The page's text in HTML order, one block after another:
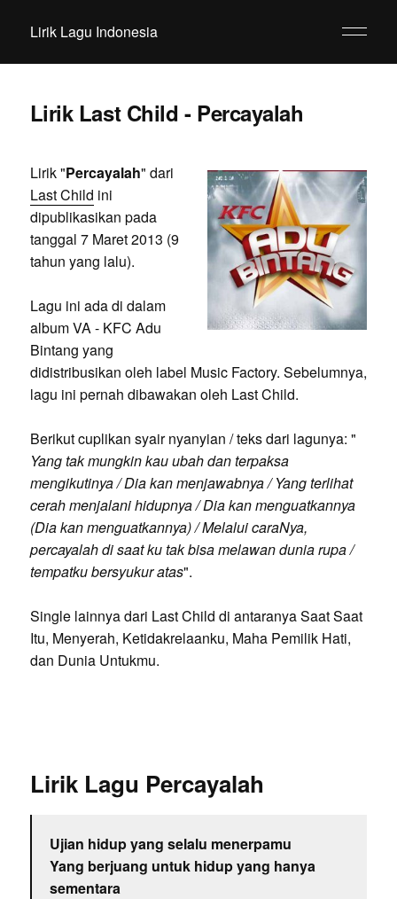
Lirik Lagu Indonesia
Lirik Last Child - Percayalah
Lirik "Percayalah" dari
Last Child ini
dipublikasikan pada
tanggal 7 Maret 2013 (9
tahun yang lalu).
Lagu ini ada di dalam
album VA - KFC Adu
Bintang yang
didistribusikan oleh label Music Factory. Sebelumnya,
lagu ini pernah dibawakan oleh Last Child.
Berikut cuplikan syair nyanyian / teks dari lagunya: "
Yang tak mungkin kau ubah dan terpaksa
mengikutinya / Dia kan menjawabnya / Yang terlihat
cerah menjalani hidupnya / Dia kan menguatkannya
(Dia kan menguatkannya) / Melalui caraNya,
percayalah di saat ku tak bisa melawan dunia rupa /
tempatku bersyukur atas".
Single lainnya dari Last Child di antaranya Saat Saat
Itu, Menyerah, Ketidakrelaanku, Maha Pemilik Hati,
dan Dunia Untukmu.
Lirik Lagu Percayalah
Ujian hidup yang selalu menerpamu
Yang berjuang untuk hidup yang hanya
sementara